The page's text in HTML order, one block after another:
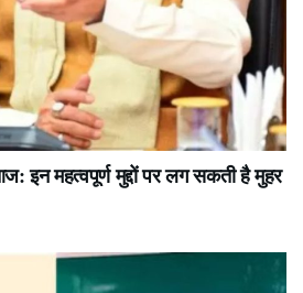
इन महत्वपूर्ण मुद्दों पर लग सकती है मुहर